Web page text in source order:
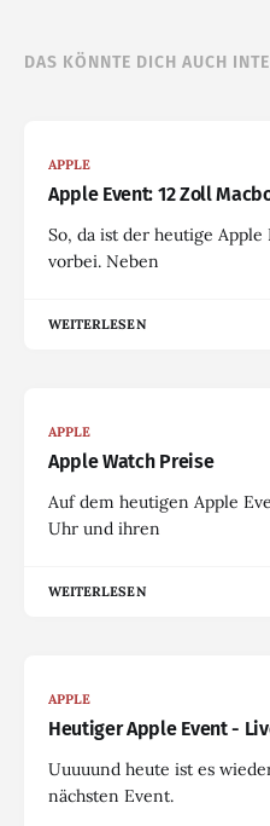
DAS KÖNNTE DICH AUCH
APPLE
Apple Event: 12 Zoll
So, da ist der heutige
vorbei. Neben
WEITERLESEN
APPLE
Apple Watch Preise
Auf dem heutigen Apple
Uhr und ihren
WEITERLESEN
APPLE
Heutiger Apple Event -
Uuuuund heute ist es
nächsten Event.